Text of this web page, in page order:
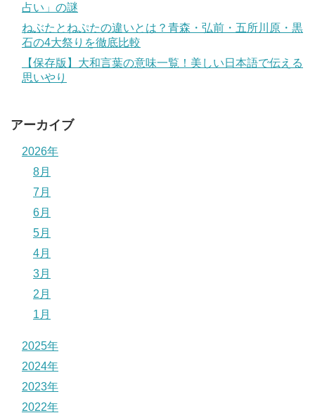
占い」の謎
ねぶたとねぷたの違いとは？青森・弘前・五所川原・黒
石の4大祭りを徹底比較
【保存版】大和言葉の意味一覧！美しい日本語で伝える
思いやり
アーカイブ
2026年
8月
7月
6月
5月
4月
3月
2月
1月
2025年
2024年
2023年
2022年